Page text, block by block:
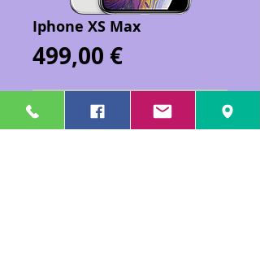
Iphone XS Max
499,00 €Prix
Ajouter au panier